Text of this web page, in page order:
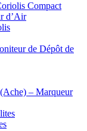
Compact
d’Air
de Dépôt de
– Marqueur